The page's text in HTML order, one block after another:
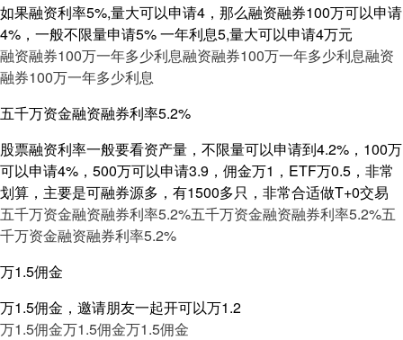
如果融资利率5%,量大可以申请4，那么融资融券100万可以申请
4%，一般不限量申请5% 一年利息5,量大可以申请4万元
融资融券100万一年多少利息融资融券100万一年多少利息融资
融券100万一年多少利息
五千万资金融资融券利率5.2%
股票融资利率一般要看资产量，不限量可以申请到4.2%，100万
可以申请4%，500万可以申请3.9，佣金万1，ETF万0.5，非常
划算，主要是可融券源多，有1500多只，非常合适做T+0交易
五千万资金融资融券利率5.2%五千万资金融资融券利率5.2%五
千万资金融资融券利率5.2%
万1.5佣金
万1.5佣金，邀请朋友一起开可以万1.2
万1.5佣金万1.5佣金万1.5佣金